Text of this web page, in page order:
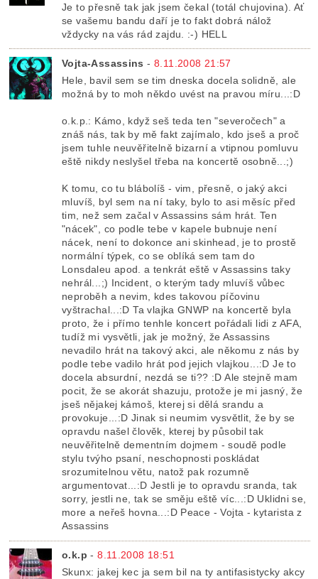
Je to přesně tak jak jsem čekal (totál chujovina). Ať
se vašemu bandu daří je to fakt dobrá nálož
vždycky na vás rád zajdu. :-) HELL
Vojta-Assassins - 8.11.2008 21:57
Hele, bavil sem se tim dneska docela solidně, ale
možná by to moh někdo uvést na pravou míru...:D
o.k.p.: Kámo, když seš teda ten "severočech" a
znáš nás, tak by mě fakt zajímalo, kdo jseš a proč
jsem tuhle neuvěřitelně bizarní a vtipnou pomluvu
eště nikdy neslyšel třeba na koncertě osobně...;)
K tomu, co tu blábolíš - vim, přesně, o jaký akci
mluvíš, byl sem na ní taky, bylo to asi měsíc před
tim, než sem začal v Assassins sám hrát. Ten
"nácek", co podle tebe v kapele bubnuje není
nácek, není to dokonce ani skinhead, je to prostě
normální týpek, co se oblíká sem tam do
Lonsdaleu apod. a tenkrát eště v Assassins taky
nehrál...;) Incident, o kterým tady mluvíš vůbec
neproběh a nevim, kdes takovou píčovinu
vyštrachal...:D Ta vlajka GNWP na koncertě byla
proto, že i přímo tenhle koncert pořádali lidi z AFA,
tudíž mi vysvětli, jak je možný, že Assassins
nevadilo hrát na takový akci, ale někomu z nás by
podle tebe vadilo hrát pod jejich vlajkou...:D Je to
docela absurdní, nezdá se ti?? :D Ale stejně mam
pocit, že se akorát shazuju, protože je mi jasný, že
jseš nějakej kámoš, kterej si dělá srandu a
provokuje...:D Jinak si neumim vysvětlit, že by se
opravdu našel člověk, kterej by působil tak
neuvěřitelně dementním dojmem - soudě podle
stylu tvýho psaní, neschopnosti poskládat
srozumitelnou větu, natož pak rozumně
argumentovat...:D Jestli je to opravdu sranda, tak
sorry, jestli ne, tak se směju eště víc...:D Uklidni se,
more a neřeš hovna...:D Peace - Vojta - kytarista z
Assassins
o.k.p -8.11.2008 18:51
Skunx: jakej kec ja sem bil na ty antifasistycky akcy